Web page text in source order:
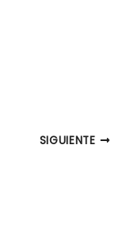
SIGUIENTE